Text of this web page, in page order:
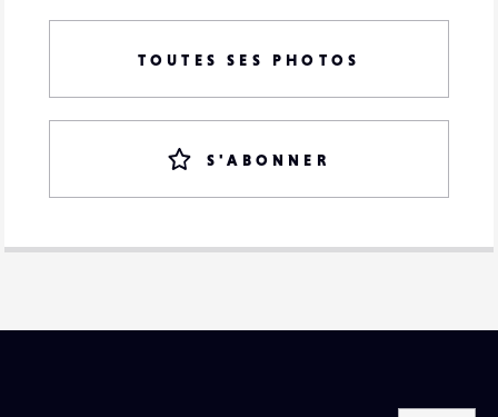
TOUTES SES PHOTOS
S'ABONNER